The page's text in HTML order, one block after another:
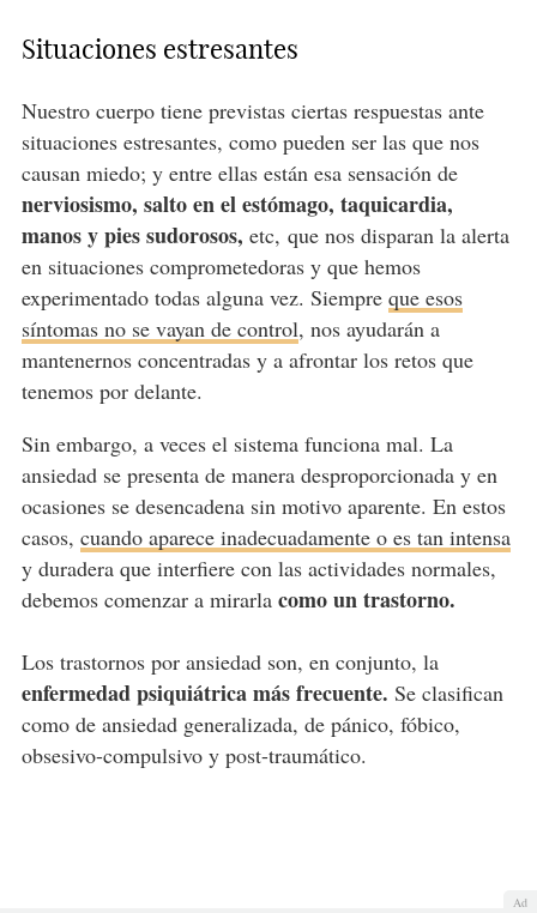
Situaciones estresantes
Nuestro cuerpo tiene previstas ciertas respuestas ante
situaciones estresantes, como pueden ser las que nos
causan miedo; y entre ellas están esa sensación de
nerviosismo, salto en el estómago, taquicardia,
manos y pies sudorosos, etc, que nos disparan la alerta
en situaciones comprometedoras y que hemos
experimentado todas alguna vez. Siempre que esos
síntomas no se vayan de control, nos ayudarán a
mantenernos concentradas y a afrontar los retos que
tenemos por delante.
Sin embargo, a veces el sistema funciona mal. La
ansiedad se presenta de manera desproporcionada y en
ocasiones se desencadena sin motivo aparente. En estos
casos, cuando aparece inadecuadamente o es tan intensa
y duradera que interfiere con las actividades normales,
debemos comenzar a mirarla como un trastorno.
Los trastornos por ansiedad son, en conjunto, la
enfermedad psiquiátrica más frecuente. Se clasifican
como de ansiedad generalizada, de pánico, fóbico,
obsesivo-compulsivo y post-traumático.
Ad